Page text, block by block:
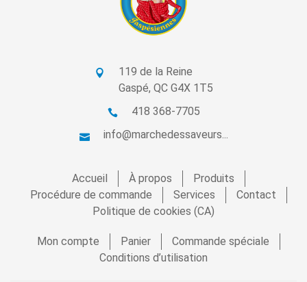
119 de la Reine
Gaspé, QC G4X 1T5
418 368-7705
info@marchedessaveurs...
Accueil À propos
Produits
Procédure de commande
Services
Contact
Politique de cookies (CA)
Mon compte Panier
Commande spéciale
Conditions d’utilisation